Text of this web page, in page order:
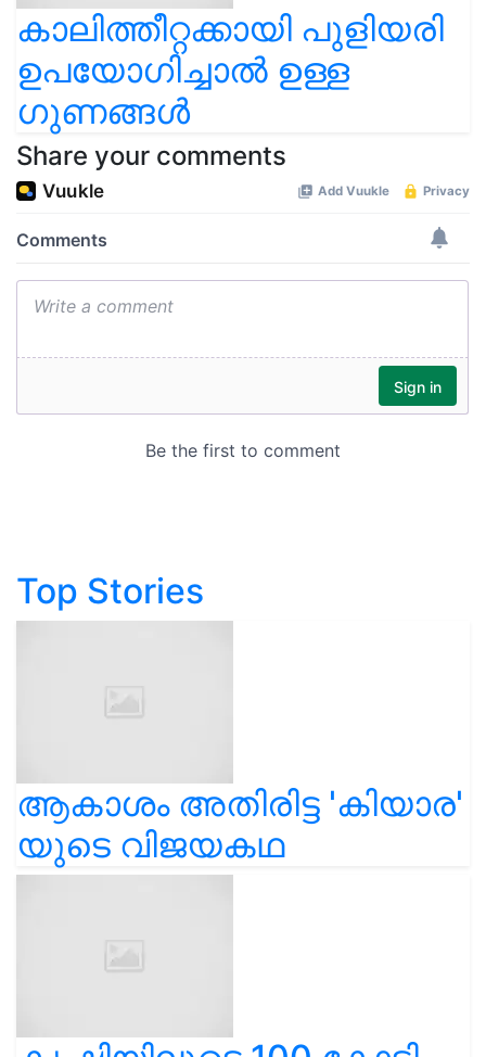
കാലിത്തീറ്റക്കായി പുളിയരി
ഉപയോഗിച്ചാൽ ഉള്ള
ഗുണങ്ങൾ
Share your comments
Top Stories
ആകാശം അതിരിട്ട 'കിയാര'
യുടെ വിജയകഥ